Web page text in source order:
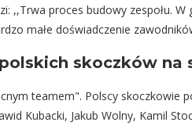
,,Trwa proces budowy zespołu.
małe doświadczenie
skoczków na
Kubacki, Jakub Wolny, Kamil